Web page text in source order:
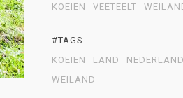
KOEIEN
VEETEELT
#TAGS
KOEIEN
LAND
WEILAND